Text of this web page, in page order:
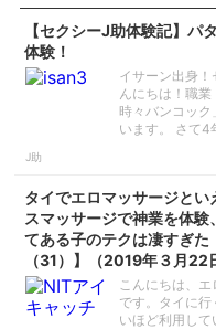
【セクシーJ助体験記】パ
体験！
イサーン出身
んにちは！職
時々バンコック
います。 さて4
J助
タイでエロマッサージと
スマッサージで神業を体
てある子のテクは凄すぎ
（31）】（2019年３月22
こんにちは、
です。タイに
いほど利用し